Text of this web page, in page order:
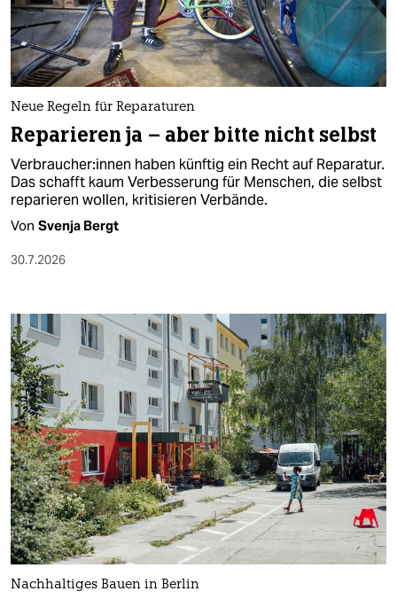
nord
wahrheit
verlag
veranstaltungen
shop
fragen & hilfe
abo
genossenschaft
epaper login
Neue Regeln für Reparaturen
Reparieren ja – aber bitte nicht selbst
Ver­brau­che­r:in­nen haben künftig ein Recht auf Reparatur.
Das schafft kaum Verbesserung für Menschen, die selbst
reparieren wollen, kritisieren Verbände.
Von Svenja Bergt
30.7.2026
Nachhaltiges Bauen in Berlin